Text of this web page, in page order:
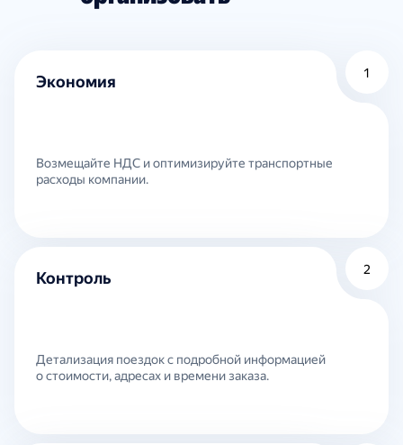
1
Экономия
Возмещайте НДС и оптимизируйте транспортные
расходы компании.
2
Контроль
Детализация поездок с подробной информацией
о стоимости, адресах и времени заказа.